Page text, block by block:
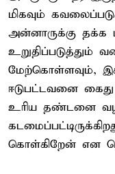
மிகவும்
அன்னாருக்கு தக்க
உறுதிப்படுத்தும்
மேற்கொள்ளவும்,
ஈடுபட்டவனை
உரிய தண்டனை
கொள்கிறேன் என